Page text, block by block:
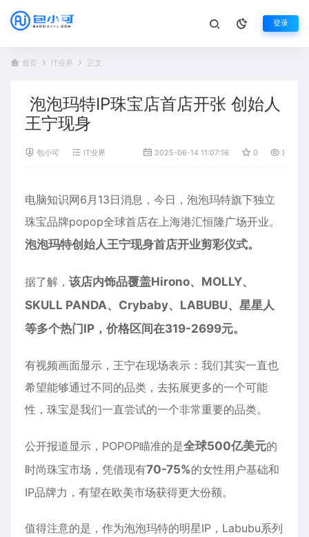
登录
首页 IT业界 正文
泡泡玛特IP珠宝店首店开张 创始人
王宁现身
包小可 IT业界 2025-06-14 11:07:16 0 868
电脑知识网6月13日消息，今日， 泡泡玛特旗下独立
珠宝品牌popop全球首店在上海港汇恒隆广场开业。
泡泡玛特创始人王宁现身首店开业剪彩仪式。
据了解， 该店内饰品覆盖Hirono、MOLLY、
SKULL PANDA、Crybaby、LABUBU、星星人
等多个热门IP，价格区间在319-2699元。
有视频画面显示，王宁在现场表示：我们其实一直也
希望能够通过不同的品类，去拓展更多的一个可能
性，珠宝是我们一直尝试的一个非常重要的品类。
公开报道显示，POPOP瞄准的是全球500亿美元的
时尚珠宝市场，凭借现有70-75%的女性用户基础和
IP品牌力，有望在欧美市场获得更大份额。
值得注意的是，作为泡泡玛特的明星IP，Labubu系列